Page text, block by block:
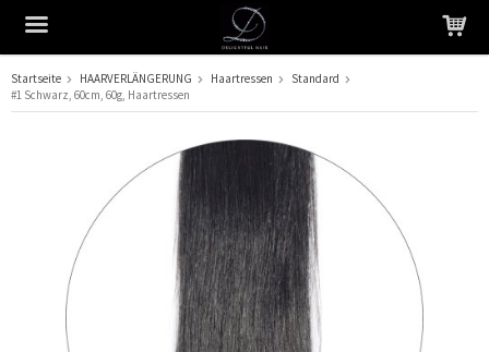
Das Produkt wurde in Ihren Warenkorb gelegt
Startseite HAARVERLÄNGERUNG Haartressen
Standard
#1 Schwarz, 60cm, 60g, Haartressen